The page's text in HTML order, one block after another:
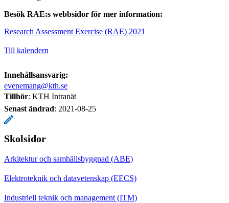
Besök RAE:s webbsidor för mer information:
Research Assessment Exercise (RAE) 2021
Till kalendern
Innehållsansvarig:
evenemang@kth.se
Tillhör: KTH Intranät
Senast ändrad: 2021-08-25
Skolsidor
Arkitektur och samhällsbyggnad (ABE)
Elektroteknik och datavetenskap (EECS)
Industriell teknik och management (ITM)